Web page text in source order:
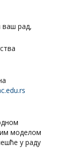
ваш рад,
edu.rs
моделом
у раду